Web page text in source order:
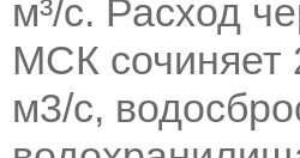
м³/с. Расход
МСК сочиняет
м3/с,